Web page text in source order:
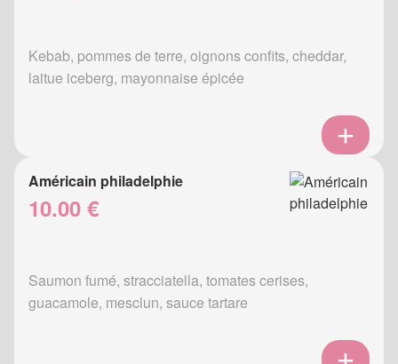
Kebab, pommes de terre, oignons confits, cheddar,
laitue iceberg, mayonnaise épicée
Américain philadelphie
10.00 €
Saumon fumé, stracciatella, tomates cerises,
guacamole, mesclun, sauce tartare